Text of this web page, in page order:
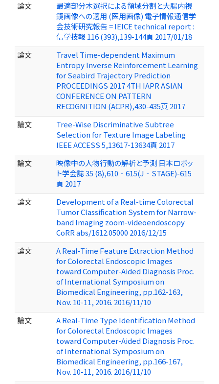
論文
最適部分木選択による領域分割と大腸内視
鏡画像への適用 (医用画像) 電子情報通信学
会技術研究報告 = IEICE technical report :
信学技報 116 (393),139-144頁 2017/01/18
論文
Travel Time-dependent Maximum
Entropy Inverse Reinforcement Learning
for Seabird Trajectory Prediction
PROCEEDINGS 2017 4TH IAPR ASIAN
CONFERENCE ON PATTERN
RECOGNITION (ACPR),430-435頁 2017
論文
Tree-Wise Discriminative Subtree
Selection for Texture Image Labeling
IEEE ACCESS 5,13617-13634頁 2017
論文
映像中の人物行動の解析と予測 日本ロボッ
ト学会誌 35 (8),610‐615(J‐STAGE)-615
頁 2017
論文
Development of a Real-time Colorectal
Tumor Classification System for Narrow-
band Imaging zoom-videoendoscopy
CoRR abs/1612.05000 2016/12/15
論文
A Real-Time Feature Extraction Method
for Colorectal Endoscopic Images
toward Computer-Aided Diagnosis Proc.
of International Symposium on
Biomedical Engineering, pp.162-163,
Nov. 10-11, 2016. 2016/11/10
論文
A Real-Time Type Identification Method
for Colorectal Endoscopic Images
toward Computer-Aided Diagnosis Proc.
of International Symposium on
Biomedical Engineering, pp.166-167,
Nov. 10-11, 2016. 2016/11/10